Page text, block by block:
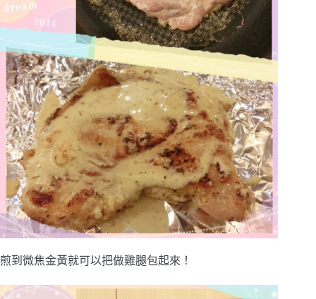
煎到微焦金黃就可以把做雞腿包起來！